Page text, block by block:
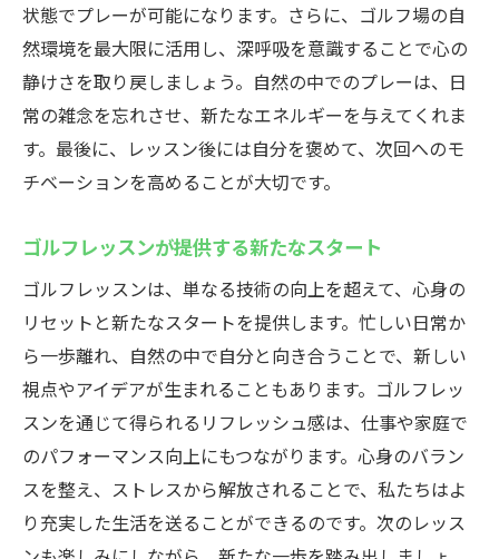
ゴルフレッスンで日常のストレスを軽減する極
意
ゴルフレッスンでストレスを軽減する方法
日常のストレス解消に効くゴルフレッスン
ストレスを和らげるゴルフレッスンのテク
ゴルフレッスンでストレスから解放される
ゴルフレッスンでストレスフリーを目指す
ゴルフレッスンがもたらすストレス軽減の
力
状態でプレーが可能になります。さらに、ゴルフ場の自
然環境を最大限に活用し、深呼吸を意識することで心の
静けさを取り戻しましょう。自然の中でのプレーは、日
常の雑念を忘れさせ、新たなエネルギーを与えてくれま
す。最後に、レッスン後には自分を褒めて、次回へのモ
チベーションを高めることが大切です。
ゴルフレッスンが提供する新たなスタート
ゴルフレッスンは、単なる技術の向上を超えて、心身の
リセットと新たなスタートを提供します。忙しい日常か
ら一歩離れ、自然の中で自分と向き合うことで、新しい
視点やアイデアが生まれることもあります。ゴルフレッ
スンを通じて得られるリフレッシュ感は、仕事や家庭で
のパフォーマンス向上にもつながります。心身のバラン
スを整え、ストレスから解放されることで、私たちはよ
り充実した生活を送ることができるのです。次のレッス